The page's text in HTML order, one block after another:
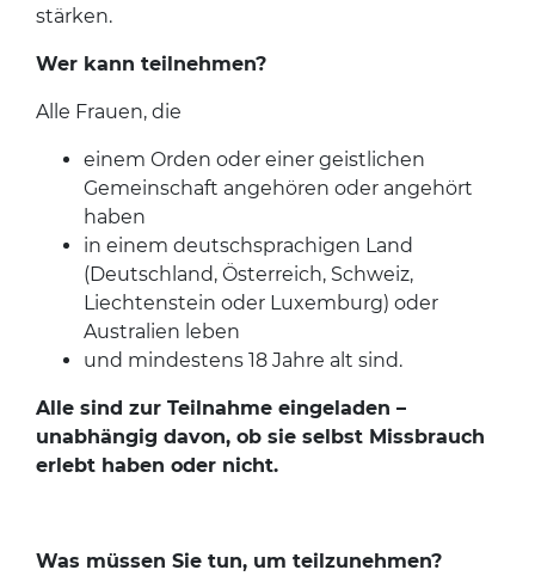
stärken.
Wer kann teilnehmen?
Alle Frauen, die
einem Orden oder einer geistlichen
Gemeinschaft angehören oder angehört
haben
in einem deutschsprachigen Land
(Deutschland, Österreich, Schweiz,
Liechtenstein oder Luxemburg) oder
Australien leben
und mindestens 18 Jahre alt sind.
Alle sind zur Teilnahme eingeladen –
unabhängig davon, ob sie selbst Missbrauch
erlebt haben oder nicht.
Was müssen Sie tun, um teilzunehmen?